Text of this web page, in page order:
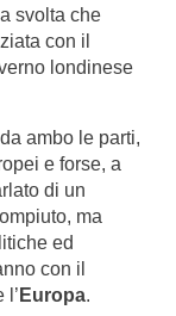
svolta che
con il
londinese
ambo le parti,
e forse, a
di un
ma
ed
con il
l’ Europa.